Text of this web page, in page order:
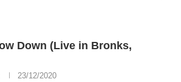
Down (Live in Bronks,
23/12/2020